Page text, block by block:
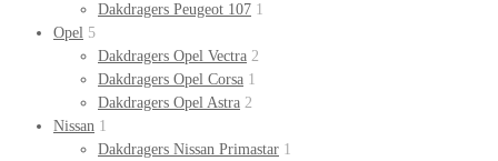
Dakdragers Peugeot 107 1
Opel 5
Dakdragers Opel Vectra 2
Dakdragers Opel Corsa 1
Dakdragers Opel Astra 2
Nissan 1
Dakdragers Nissan Primastar 1